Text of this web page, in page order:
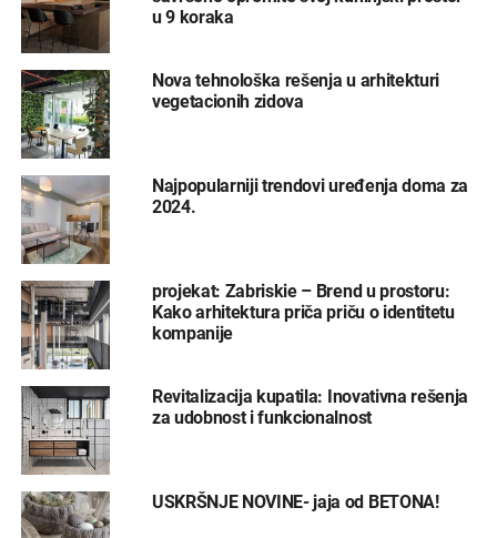
u 9 koraka
Nova tehnološka rešenja u arhitekturi
vegetacionih zidova
Najpopularniji trendovi uređenja doma za
2024.
projekat: Zabriskie – Brend u prostoru:
Kako arhitektura priča priču o identitetu
kompanije
Revitalizacija kupatila: Inovativna rešenja
za udobnost i funkcionalnost
USKRŠNJE NOVINE- jaja od BETONA!